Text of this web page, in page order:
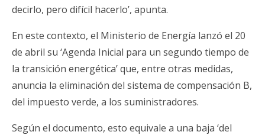
decirlo, pero difícil hacerlo’, apunta.
En este contexto, el Ministerio de Energía lanzó el 20
de abril su ‘Agenda Inicial para un segundo tiempo de
la transición energética’ que, entre otras medidas,
anuncia la eliminación del sistema de compensación B,
del impuesto verde, a los suministradores.
Según el documento, esto equivale a una baja ‘del